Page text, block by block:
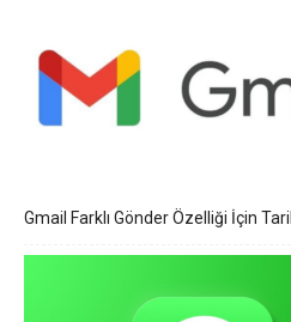
Gmail Farklı Gönder Özelliği İçin